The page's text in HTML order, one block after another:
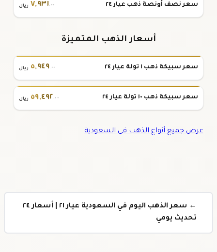
سعر نصف أونصة ذهب عيار ٢٤ ٧,٩٣١.٠٠ ريال
أسعار الذهب المتميزة
سعر سبيكة ذهب ١ تولة عيار ٢٤ ٥,٩٤٩.٠٠ ريال
سعر سبيكة ذهب ١٠ تولة عيار ٢٤ ٥٩,٤٩٢.٠٠ ريال
عرض جميع أنواع الذهب في السعودية
← سعر الذهب اليوم في السعودية عيار ٢١ | أسعار ٢٤
تحديث يومي